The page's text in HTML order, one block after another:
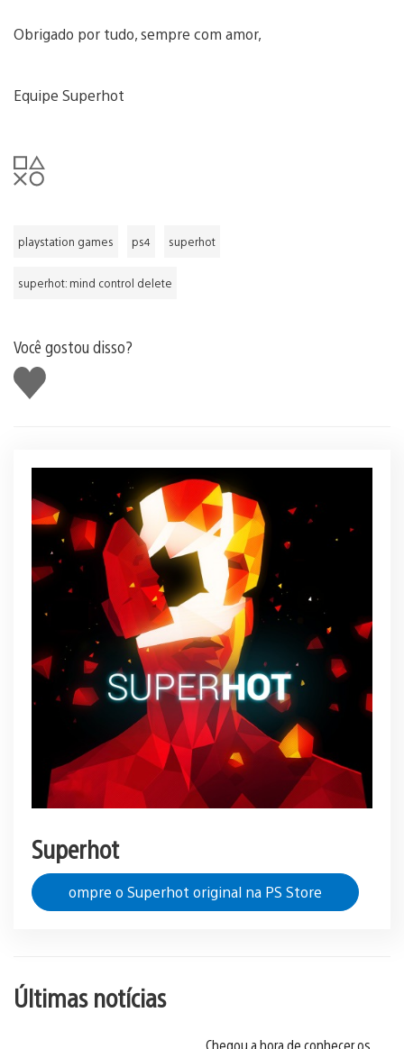
Obrigado por tudo, sempre com amor,
Equipe Superhot
playstation games ps4 superhot
superhot: mind control delete
Você gostou disso?
Curtir
Superhot
ompre o Superhot original na PS Store
Últimas notícias
Chegou a hora de conhecer os